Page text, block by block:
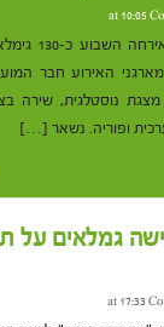
חטיבת הביניים
האירוע חבר
נוסטלגית, שירה
ופוריה. נשאר […]
גמלאים על